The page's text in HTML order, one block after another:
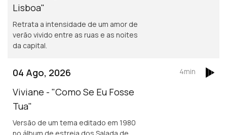
Lisboa"
Retrata a intensidade de um amor de
verão vivido entre as ruas e as noites
da capital.
04 Ago, 2026
Viviane - "Como Se Eu Fosse
Tua"
Versão de um tema editado em 1980
no álbum de estreia dos Salada de
4min